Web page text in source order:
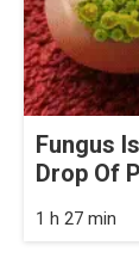
Fungus
Drop Of
1 h 27 min